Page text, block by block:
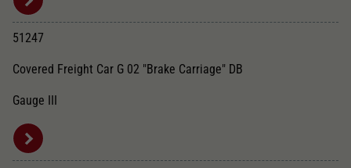
51247
Covered Freight Car G 02 "Brake Carriage" DB
Gauge III